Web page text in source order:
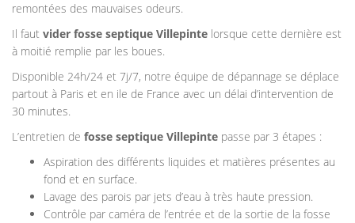
remontées des mauvaises odeurs.
Il faut vider fosse septique Villepinte lorsque cette dernière est
à moitié remplie par les boues.
Disponible 24h/24 et 7j/7, notre équipe de dépannage se déplace
partout à Paris et en ile de France avec un délai d’intervention de
30 minutes.
L’entretien de fosse septique Villepinte passe par 3 étapes :
Aspiration des différents liquides et matières présentes au
fond et en surface.
Lavage des parois par jets d’eau à très haute pression.
Contrôle par caméra de l’entrée et de la sortie de la fosse